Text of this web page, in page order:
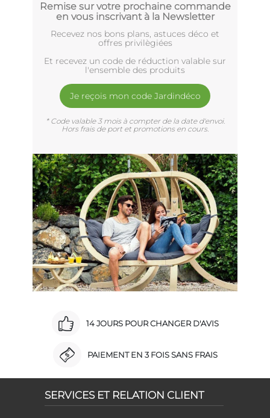
Remise sur votre prochaine commande
en vous inscrivant à la Newsletter
Recevez nos bons plans, astuces déco et
offres privilègiées
Et recevez un code de réduction valable sur
l'ensemble des produits
Je reçois mon code Jardindéco
* Code valable 3 mois à compter de la date d'envoi.
Hors frais de port et promotions en cours.
14 JOURS POUR CHANGER D'AVIS
PAIEMENT EN 3 FOIS SANS FRAIS
SERVICES ET RELATION CLIENT